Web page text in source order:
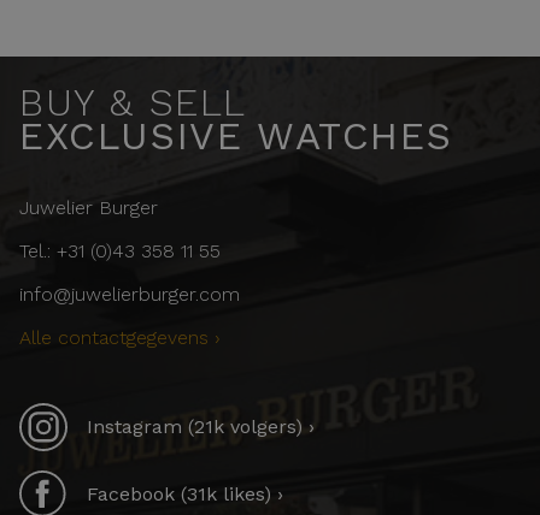
BUY & SELL
EXCLUSIVE WATCHES
Juwelier Burger
Tel.: +31 (0)43 358 11 55
info@juwelierburger.com
Alle contactgegevens ›
Instagram (21k volgers) ›
Facebook (31k likes) ›